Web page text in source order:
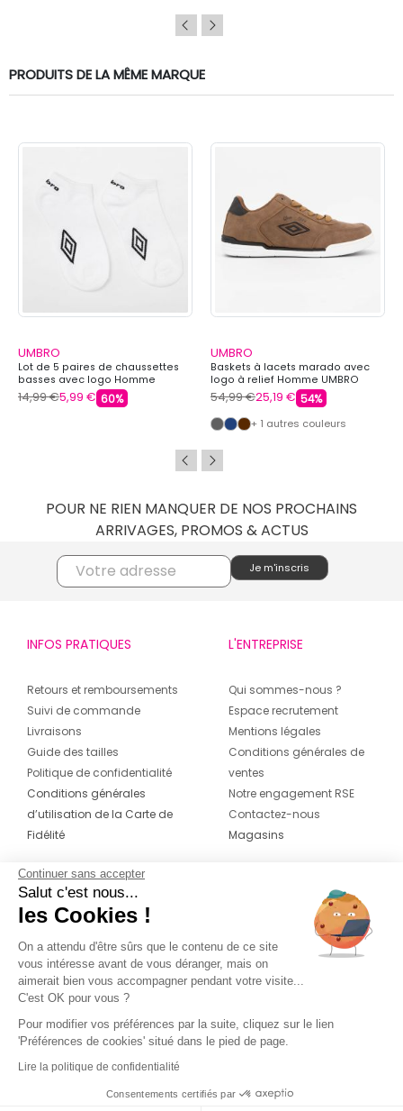
PRODUITS DE LA MÊME MARQUE
UMBRO
Lot de 5 paires de chaussettes
basses avec logo Homme
UMBRO
14,99 €5,99 € 60%
UMBRO
Baskets à lacets marado avec
logo à relief Homme UMBRO
54,99 €25,19 € 54%
+ 1 autres couleurs
POUR NE RIEN MANQUER DE NOS PROCHAINS
ARRIVAGES, PROMOS & ACTUS
INFOS PRATIQUES
Retours et remboursements
Suivi de commande
Livraisons
Guide des tailles
Politique de confidentialité
Conditions générales
d’utilisation de la Carte de
Fidélité
L'ENTREPRISE
Qui sommes-nous ?
Espace recrutement
Mentions légales
Conditions générales de
ventes
Notre engagement RSE
Contactez-nous
Magasins
CONTACT
04 42 20 78 42
Du lundi au jeudi de 8h30 à 16h30 & le
vendredi de 8h30 à 15h30
Continuer sans accepter
Salut c'est nous...
les Cookies !
On a attendu d'être sûrs que le contenu de ce site
vous intéresse avant de vous déranger, mais on
aimerait bien vous accompagner pendant votre visite...
C'est OK pour vous ?
Pour modifier vos préférences par la suite, cliquez sur le lien
'Préférences de cookies' situé dans le pied de page.
Lire la politique de confidentialité
Consentements certifiés par